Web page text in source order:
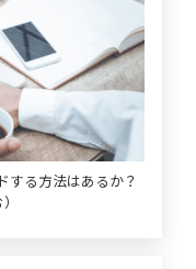
する方法はあるか？